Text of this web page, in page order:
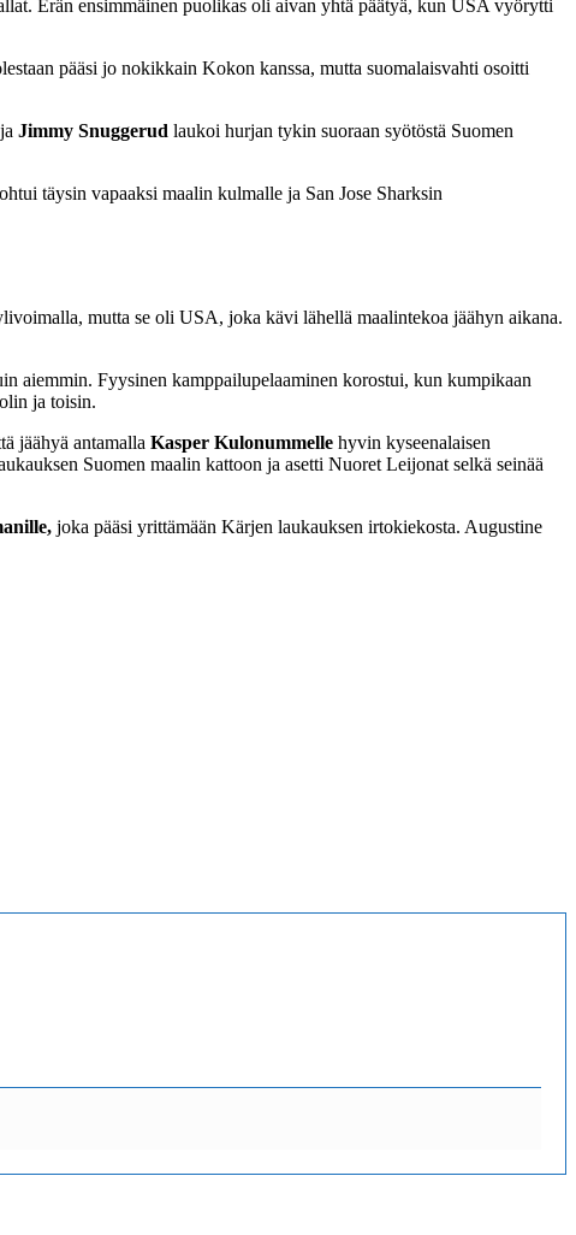
Erän ensimmäinen puolikas oli aivan yhtä päätyä, kun USA vyörytti
pääsi jo nokikkain Kokon kanssa, mutta suomalaisvahti osoitti
Jimmy Snuggerud laukoi hurjan tykin suoraan syötöstä Suomen
täysin vapaaksi maalin kulmalle ja San Jose Sharksin
mutta se oli USA, joka kävi lähellä maalintekoa jäähyn aikana.
aiemmin. Fyysinen kamppailupelaaminen korostui, kun kumpikaan
ja toisin.
jäähyä antamalla Kasper Kulonummelle hyvin kyseenalaisen
Suomen maalin kattoon ja asetti Nuoret Leijonat selkä seinää
joka pääsi yrittämään Kärjen laukauksen irtokiekosta. Augustine